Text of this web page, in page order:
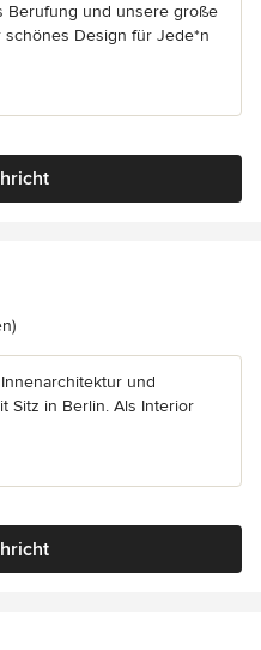
Berufung und unsere große
schönes Design für Jede*n
5 Sternen
und
Sitz in Berlin. Als Interior